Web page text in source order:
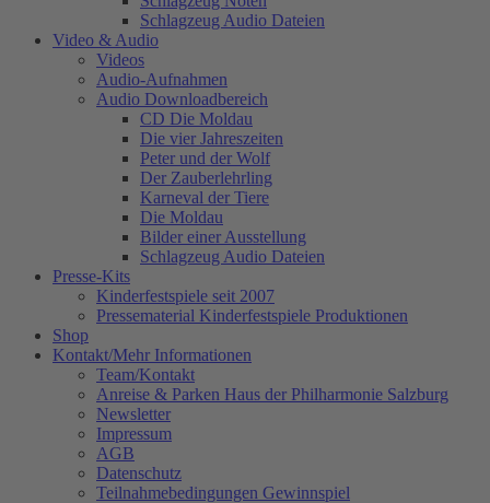
Schlagzeug Audio Dateien
Video & Audio
Videos
Audio-Aufnahmen
Audio Downloadbereich
CD Die Moldau
Die vier Jahreszeiten
Peter und der Wolf
Der Zauberlehrling
Karneval der Tiere
Die Moldau
Bilder einer Ausstellung
Schlagzeug Audio Dateien
Presse-Kits
Kinderfestspiele seit 2007
Pressematerial Kinderfestspiele Produktionen
Shop
Kontakt/Mehr Informationen
Team/Kontakt
Anreise & Parken Haus der Philharmonie Salzburg
Newsletter
Impressum
AGB
Datenschutz
Teilnahmebedingungen Gewinnspiel